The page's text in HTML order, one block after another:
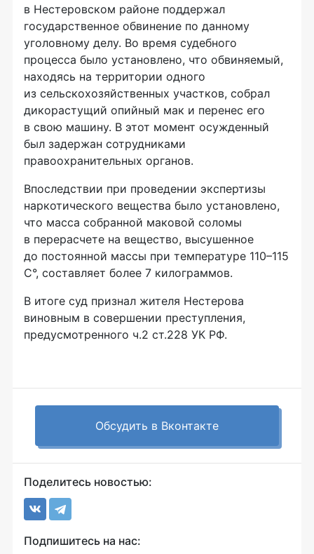
в Нестеровском районе поддержал
государственное обвинение по данному
уголовному делу. Во время судебного
процесса было установлено, что обвиняемый,
находясь на территории одного
из сельскохозяйственных участков, собрал
дикорастущий опийный мак и перенес его
в свою машину. В этот момент осужденный
был задержан сотрудниками
правоохранительных органов.
Впоследствии при проведении экспертизы
наркотического вещества было установлено,
что масса собранной маковой соломы
в перерасчете на вещество, высушенное
до постоянной массы при температуре 110–115
С°, составляет более 7 килограммов.
В итоге суд признал жителя Нестерова
виновным в совершении преступления,
предусмотренного ч.2 ст.228 УК РФ.
Обсудить в Вконтакте
Поделитесь новостью:
Подпишитесь на нас: